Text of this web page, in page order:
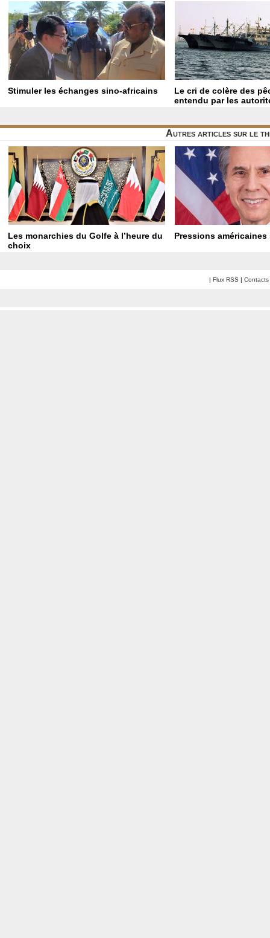
Stimuler les échanges sino-africains
Le cri de colère des
entendu par les
Autres articles sur le
Les monarchies du Golfe à l’heure du
choix
Pressions américaines
| Flux RSS | Contacts